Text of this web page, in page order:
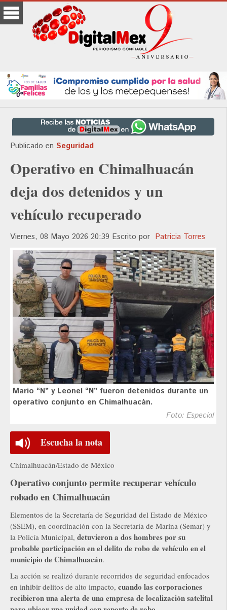
Publicado en Seguridad
Operativo en Chimalhuacán
deja dos detenidos y un
vehículo recuperado
Viernes, 08 Mayo 2026 20:39 Escrito por Patricia Torres
Mario “N” y Leonel “N” fueron detenidos durante un
operativo conjunto en Chimalhuacán.
Foto: Especial
Escucha la nota
Chimalhuacán/Estado de México
Operativo conjunto permite recuperar vehículo
robado en Chimalhuacán
Elementos de la Secretaría de Seguridad del Estado de México
(SSEM), en coordinación con la Secretaría de Marina (Semar) y
la Policía Municipal, detuvieron a dos hombres por su
probable participación en el delito de robo de vehículo en el
municipio de Chimalhuacán.
La acción se realizó durante recorridos de seguridad enfocados
en inhibir delitos de alto impacto, cuando las corporaciones
recibieron una alerta de una empresa de localización satelital